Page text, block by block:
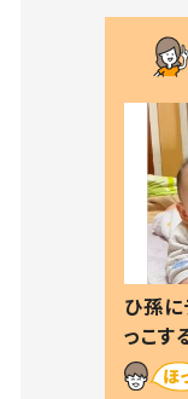
ひ孫
っこす
した」